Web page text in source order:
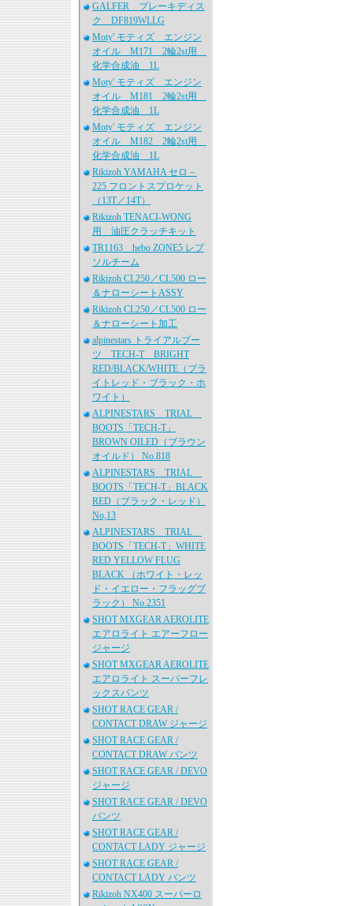
GALFER ブレーキディス
ク DF819WLLG
Moty' モティズ エンジン
オイル M171 2輪2st用
化学合成油 1L
Moty' モティズ エンジン
オイル M181 2輪2st用
化学合成油 1L
Moty' モティズ エンジン
オイル M182 2輪2st用
化学合成油 1L
Rikizoh YAMAHA セロ－
225 フロントスプロケット
（13T／14T）
Rikizoh TENACI-WONG
用 油圧クラッチキット
TR1163 hebo ZONE5 レプ
ソルチーム
Rikizoh CL250／CL500 ロー
＆ナローシートASSY
Rikizoh CL250／CL500 ロー
＆ナローシート加工
alpinestars トライアルブー
ツ TECH-T BRIGHT
RED/BLACK/WHITE（ブラ
イトレッド・ブラック・ホ
ワイト）
ALPINESTARS TRIAL
BOOTS「TECH-T」
BROWN OILED（ブラウン
オイルド） No.818
ALPINESTARS TRIAL
BOOTS「TECH-T」BLACK
RED（ブラック・レッド）
No,13
ALPINESTARS TRIAL
BOOTS「TECH-T」WHITE
RED YELLOW FLUG
BLACK （ホワイト・レッ
ド・イエロー・フラッグブ
ラック） No.2351
SHOT MXGEAR AEROLITE
エアロライト エアーフロー
ジャージ
SHOT MXGEAR AEROLITE
エアロライト スーパーフレ
ックスパンツ
SHOT RACE GEAR /
CONTACT DRAW ジャージ
SHOT RACE GEAR /
CONTACT DRAW パンツ
SHOT RACE GEAR / DEVO
ジャージ
SHOT RACE GEAR / DEVO
パンツ
SHOT RACE GEAR /
CONTACT LADY ジャージ
SHOT RACE GEAR /
CONTACT LADY パンツ
Rikizoh NX400 スーパーロ